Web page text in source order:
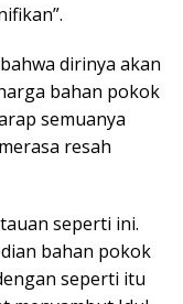
dirinya akan
bahan pokok
semuanya
resah
seperti ini.
bahan pokok
seperti itu